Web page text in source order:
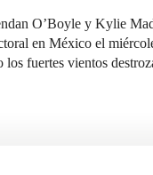
O’Boyle y Kylie
en México el
los fuertes vientos